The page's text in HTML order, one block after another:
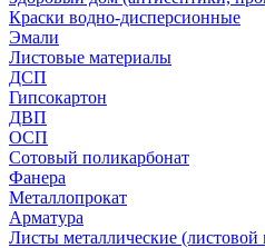
Краски водно-дисперсионные
Эмали
Листовые материалы
ДСП
Гипсокартон
ДВП
ОСП
Сотовый поликарбонат
Фанера
Металлопрокат
Арматура
Листы металлические (листовой